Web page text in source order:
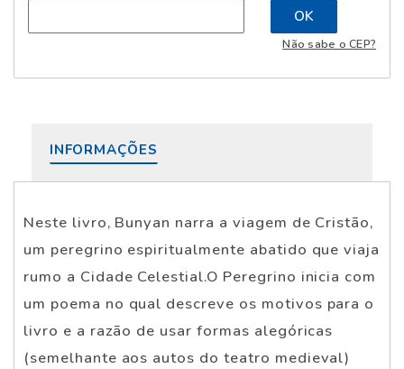
Não sabe o CEP?
INFORMAÇÕES
Neste livro, Bunyan narra a viagem de Cristão,
um peregrino espiritualmente abatido que viaja
rumo a Cidade Celestial.O Peregrino inicia com
um poema no qual descreve os motivos para o
livro e a razão de usar formas alegóricas
(semelhante aos autos do teatro medieval)